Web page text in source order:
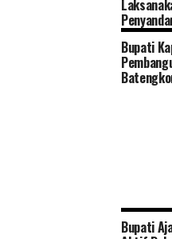
Timur
Bupati
Bupati